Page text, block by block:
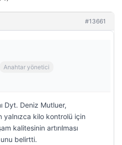
#13661
Anahtar yönetici
Dyt. Deniz Mutluer,
kilo kontrolü için
kalitesinin artırılması
belirtti.